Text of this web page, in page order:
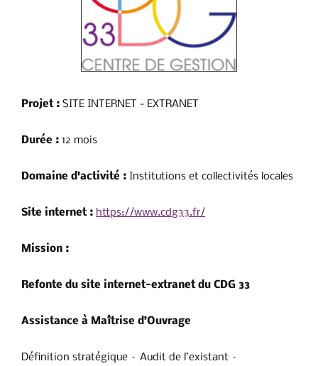
Projet : SITE INTERNET - EXTRANET
Durée : 12 mois
Domaine d'activité : Institutions et collectivités locales
Site internet : https://www.cdg33.fr/
Mission :
Refonte du site internet-extranet du CDG 33
Assistance à Maîtrise d’Ouvrage
Définition stratégique – Audit de l’existant –